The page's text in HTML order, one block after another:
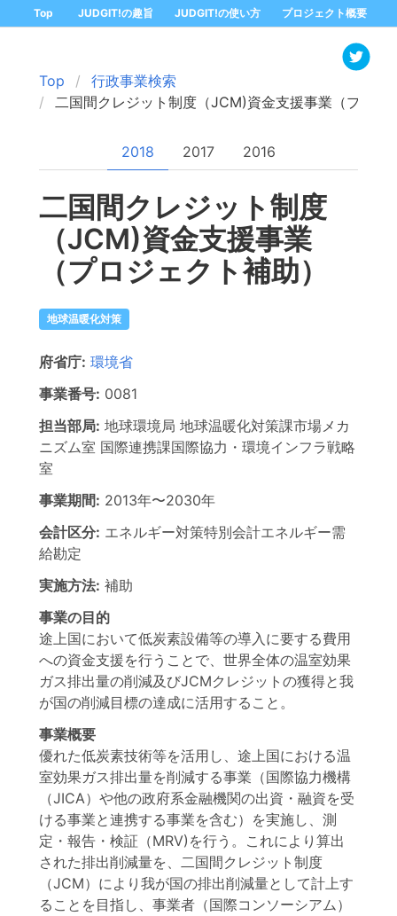
Top JUDGIT!の趣旨 JUDGIT!の使い方 プロジェクト概要
Top
行政事業検索
二国間クレジット制度（JCM)資金支援事業（プロジ
2018 2017 2016
二国間クレジット制度
（JCM)資金支援事業
（プロジェクト補助）
地球温暖化対策
府省庁: 環境省
事業番号: 0081
担当部局: 地球環境局 地球温暖化対策課市場メカ
ニズム室 国際連携課国際協力・環境インフラ戦略
室
事業期間: 2013年〜2030年
会計区分: エネルギー対策特別会計エネルギー需
給勘定
実施方法: 補助
事業の目的
途上国において低炭素設備等の導入に要する費用
への資金支援を行うことで、世界全体の温室効果
ガス排出量の削減及びJCMクレジットの獲得と我
が国の削減目標の達成に活用すること。
事業概要
優れた低炭素技術等を活用し、途上国における温
室効果ガス排出量を削減する事業（国際協力機構
（JICA）や他の政府系金融機関の出資・融資を受
ける事業と連携する事業を含む）を実施し、測
定・報告・検証（MRV)を行う。これにより算出
された排出削減量を、二国間クレジット制度
（JCM）により我が国の排出削減量として計上す
ることを目指し、事業者（国際コンソーシアム）